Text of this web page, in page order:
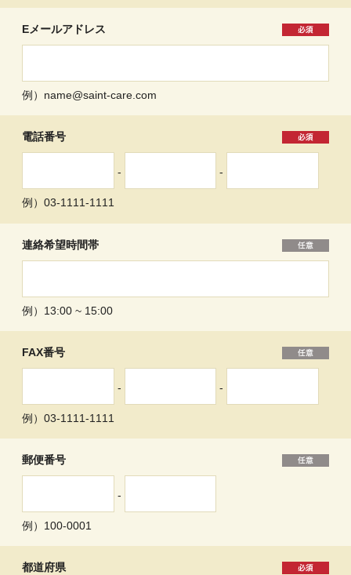
Eメールアドレス
例）name@saint-care.com
電話番号
- -
例）03-1111-1111
連絡希望時間帯
例）13:00 ~ 15:00
FAX番号
- -
例）03-1111-1111
郵便番号
-
例）100-0001
都道府県